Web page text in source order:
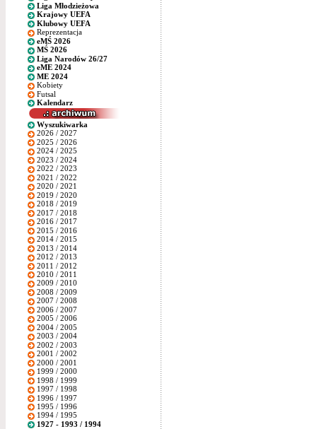
Liga Młodzieżowa
Krajowy UEFA
Klubowy UEFA
Reprezentacja
eMŚ 2026
MŚ 2026
Liga Narodów 26/27
eME 2024
ME 2024
Kobiety
Futsal
Kalendarz
Wyszukiwarka
2026 / 2027
2025 / 2026
2024 / 2025
2023 / 2024
2022 / 2023
2021 / 2022
2020 / 2021
2019 / 2020
2018 / 2019
2017 / 2018
2016 / 2017
2015 / 2016
2014 / 2015
2013 / 2014
2012 / 2013
2011 / 2012
2010 / 2011
2009 / 2010
2008 / 2009
2007 / 2008
2006 / 2007
2005 / 2006
2004 / 2005
2003 / 2004
2002 / 2003
2001 / 2002
2000 / 2001
1999 / 2000
1998 / 1999
1997 / 1998
1996 / 1997
1995 / 1996
1994 / 1995
1927 - 1993 / 1994